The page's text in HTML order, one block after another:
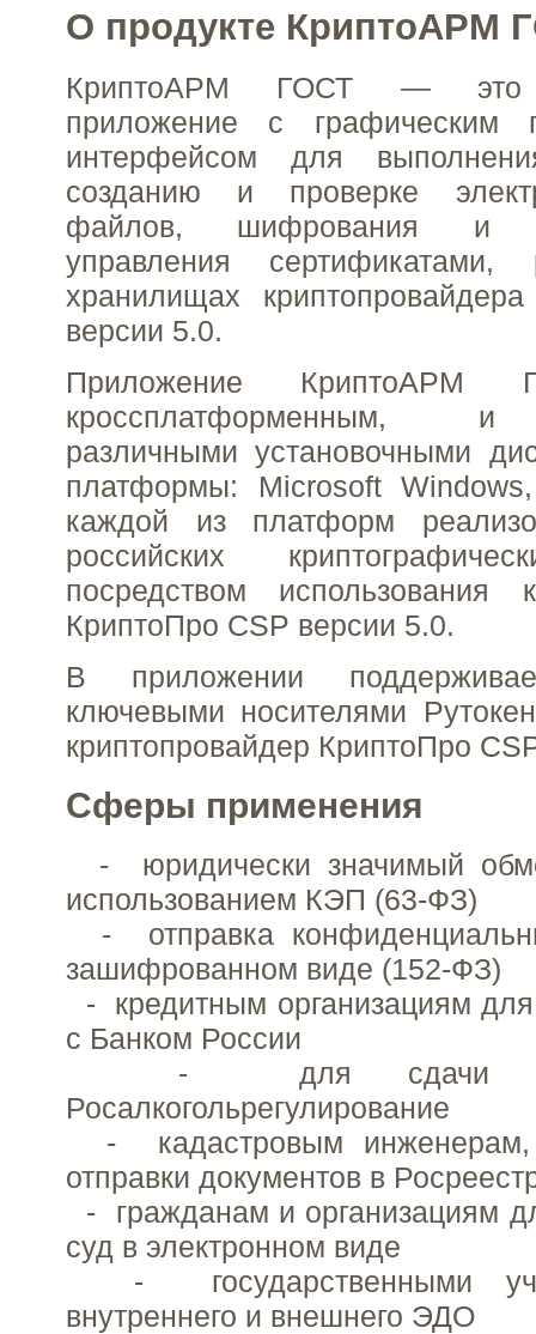
О продукте КриптоАРМ
КриптоАРМ ГОСТ — это
приложение с графическим
интерфейсом для
созданию и проверке
файлов, шифрования и
управления
хранилищах
версии 5.0.
Приложение КриптоАРМ
кроссплатформенным, и
различными установочными
платформы: Microsoft
каждой из платформ
российских
посредством использования
КриптоПро CSP версии 5.0.
В приложении
ключевыми носителями
криптопровайдер КриптоПро
Сферы применения
- юридически значимый
использованием КЭП (63-ФЗ)
- отправка
зашифрованном виде (152-ФЗ)
- кредитным организациям
с Банком России
- для сдачи
Росалкогольрегулирование
- кадастровым инженерам,
отправки документов в
- гражданам и организациям
суд в электронном виде
- государственными
внутреннего и внешнего ЭДО